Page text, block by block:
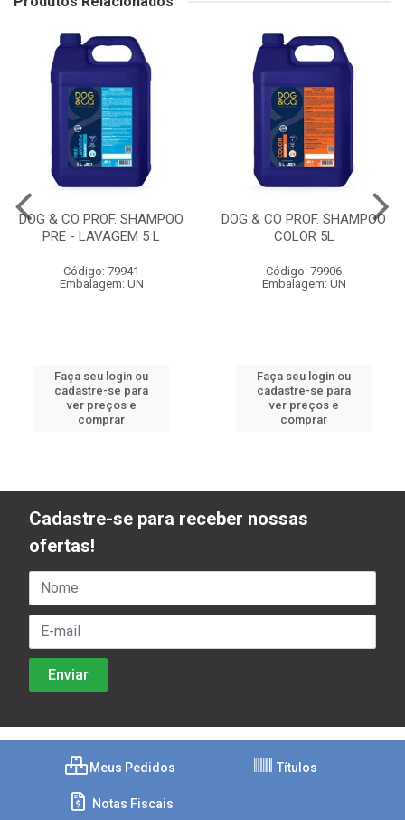
DOG & CO PROF. SHAMPOO
PRE - LAVAGEM 5 L
Código: 79941
Embalagem: UN
Faça seu login ou
cadastre-se para
ver preços e
comprar
DOG & CO PROF. SHAMPOO
COLOR 5L
Código: 79906
Embalagem: UN
Faça seu login ou
cadastre-se para
ver preços e
comprar
Cadastre-se para receber nossas
ofertas!
Meus Pedidos Títulos
Notas Fiscais